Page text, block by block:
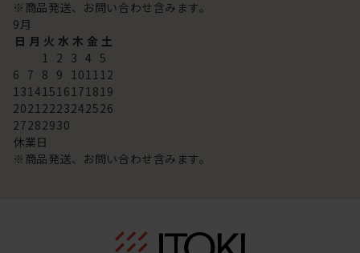
※商品発送、お問い合わせ含みます。
9月
日 月 火 水 木 金 土
1 2 3 4 5
6 7 8 9 101112
13141516171819
20212223242526
27282930
休業日
※商品発送、お問い合わせ含みます。